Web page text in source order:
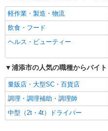
スマホ携帯販
時給1400
残業代支給 ★
+゜・。○。・
万円支給(規定有) お友達を紹介頂くと, イ
有）★ ゜・。
沖縄県浦
キープ
派遣社員
株式会社シエロ
人気機種に
時給1500
社員登用あり
軽作業・製造・物流
飲食・フード
ヘルス・ビューティー
浦添市の人気の職種からバイ
量販店・大型SC・百貨店
調理・調理補助・調理師
中型（2t・4t）ドライバー